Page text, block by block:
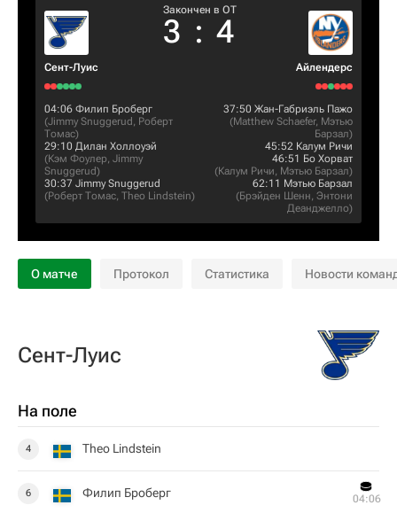
Сент-Луис
Закончен в OT
3 : 4
Айлендерс
04:06 Филип Броберг
(Jimmy Snuggerud , Роберт
Томас)
29:10 Дилан Холлоуэй
(Кэм Фоулер, Jimmy
Snuggerud)
30:37 Jimmy Snuggerud
(Роберт Томас, Theo Lindstein)
37:50 Жан-Габриэль Пажо
(Matthew Schaefer, Мэтью
Барзал)
45:52 Калум Ричи
46:51 Бо Хорват
(Калум Ричи, Мэтью Барзал)
62:11 Мэтью Барзал
(Брэйден Шенн, Энтони
Деанджелло)
О матче Протокол Статистика Новости
Сент-Луис
На поле
4 Theo Lindstein
6 Филип Броберг 04:06